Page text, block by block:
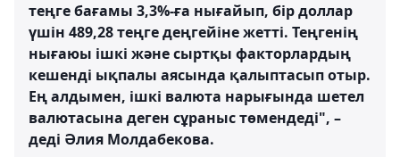
теңге бағамы 3,3%-ға нығайып, бір доллар
үшін 489,28 теңге деңгейіне жетті. Теңгенің
нығаюы ішкі және сыртқы факторлардың
кешенді ықпалы аясында қалыптасып отыр.
Ең алдымен, ішкі валюта нарығында шетел
валютасына деген сұраныс төмендеді", –
деді Әлия Молдабекова.